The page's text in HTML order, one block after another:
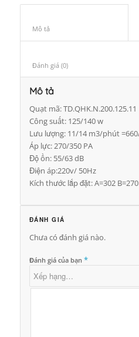
Mô tả
Đánh giá (0)
Mô tả
Quạt mã: TD.QHK.N.200.125.11
Công suất: 125/140 w
Lưu lượng: 11/14 m3/phút
Áp lực: 270/350 PA
Độ ồn: 55/63 dB
Điện áp:220v/ 50Hz
Kích thước lắp đặt: A=302
ĐÁNH GIÁ
Chưa có đánh giá nào.
Đánh giá của bạn *